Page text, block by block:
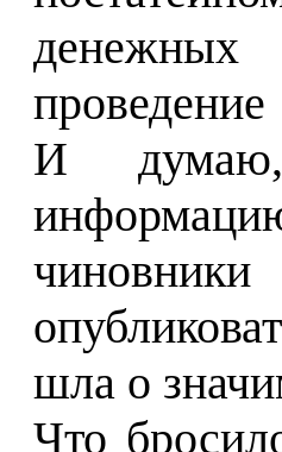
И
шла о
Что